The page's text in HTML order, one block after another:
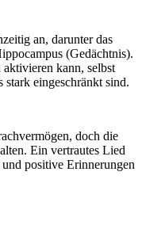
an, darunter das
(Gedächtnis).
kann, selbst
eingeschränkt sind.
doch die
Ein vertrautes Lied
positive Erinnerungen